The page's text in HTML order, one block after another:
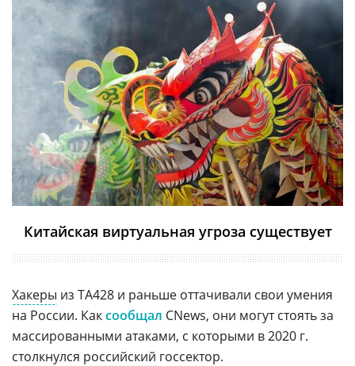
Китайская виртуальная угроза существует
Хакеры из ТА428 и раньше оттачивали свои умения
на России. Каксообщал CNews, они могут стоять за
массированными атаками, с которыми в 2020 г.
столкнулся российский госсектор.